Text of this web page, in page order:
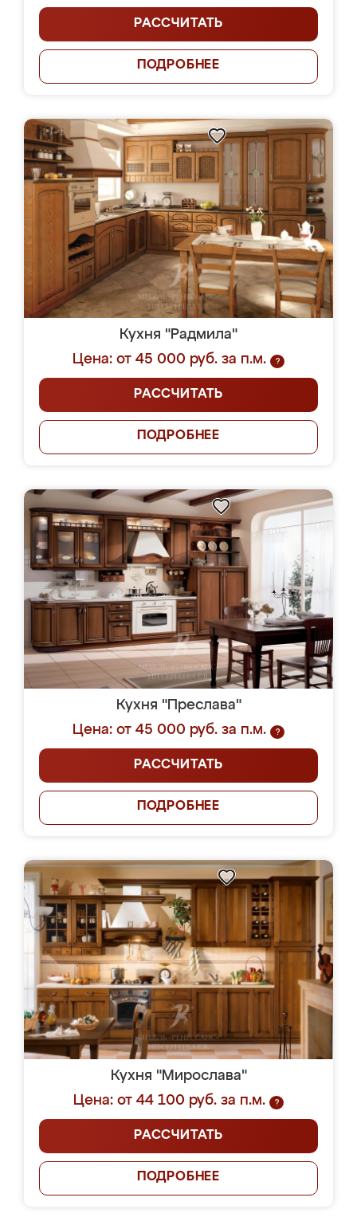
РАССЧИТАТЬ
ПОДРОБНЕЕ
Кухня "Радмила"
Цена: от 45 000 руб. за п.м.
?
РАССЧИТАТЬ
ПОДРОБНЕЕ
Кухня "Преслава"
Цена: от 45 000 руб. за п.м.
?
РАССЧИТАТЬ
ПОДРОБНЕЕ
Кухня "Мирослава"
Цена: от 44 100 руб. за п.м.
?
РАССЧИТАТЬ
ПОДРОБНЕЕ